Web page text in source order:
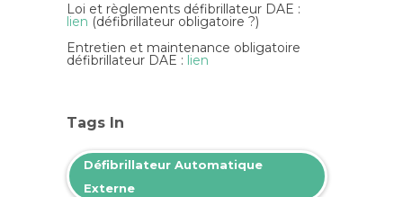
Loi et règlements défibrillateur DAE :
lien (défibrillateur obligatoire ?)
Entretien et maintenance obligatoire
défibrillateur DAE : lien
Tags In
Défibrillateur Automatique
Externe